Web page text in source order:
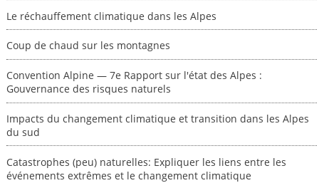
Le réchauffement climatique dans les Alpes
Coup de chaud sur les montagnes
Convention Alpine — 7e Rapport sur l'état des Alpes :
Gouvernance des risques naturels
Impacts du changement climatique et transition dans les Alpes
du sud
Catastrophes (peu) naturelles: Expliquer les liens entre les
événements extrêmes et le changement climatique